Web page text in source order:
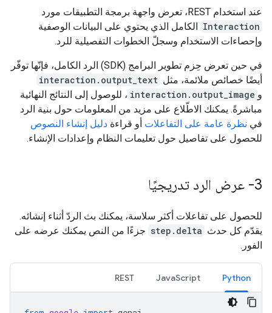
عند استخدام REST، تعرض واجهة برمجة التطبيقات مورد
Interaction الكامل الذي يحتوي على البيانات الوصفية
وإحصاءات الاستخدام وسجلّ الخطوات التفصيلية للرد.
في حين تعرض حِزم تطوير البرامج (SDK) الرد الكامل، فإنّها توفّر
أيضًا خصائص ملائمة، مثل interaction.output_text
و interaction.output_image ، للوصول إلى النتائج النهائية
مباشرةً. يمكنك الاطّلاع على مزيد من المعلومات حول بنية الرد
في نظرة عامة على التفاعلات أو قراءة دليل إنشاء النصوص
للحصول على تفاصيل حول تعليمات النظام وإعدادات الإنشاء.
3- عرض الرد تدريجيًا
للحصول على تفاعلات أكثر سلاسة، يمكنك بث الردّ أثناء إنشائه.
يقدّم كل حدث step.delta جزءًا من النص يمكنك عرضه على
الفور.
Python
JavaScript
REST